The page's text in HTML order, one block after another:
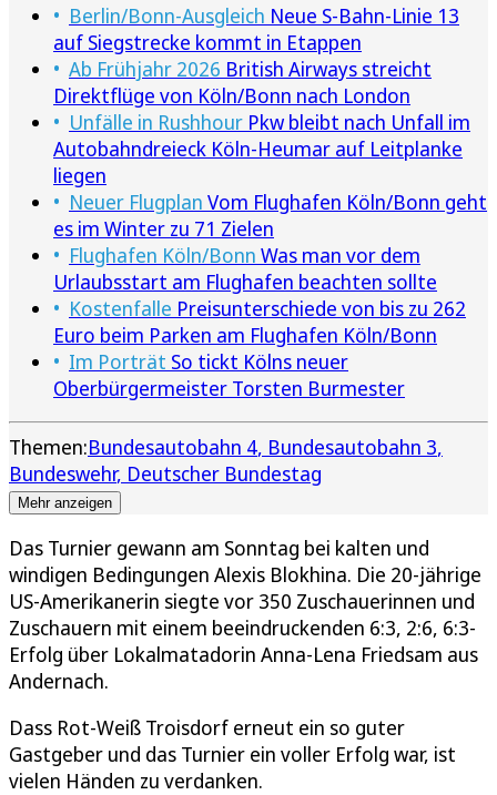
Berlin/Bonn-Ausgleich Neue S-Bahn-Linie 13
auf Siegstrecke kommt in Etappen
Ab Frühjahr 2026 British Airways streicht
Direktflüge von Köln/Bonn nach London
Unfälle in Rushhour Pkw bleibt nach Unfall im
Autobahndreieck Köln-Heumar auf Leitplanke
liegen
Neuer Flugplan Vom Flughafen Köln/Bonn geht
es im Winter zu 71 Zielen
Flughafen Köln/Bonn Was man vor dem
Urlaubsstart am Flughafen beachten sollte
Kostenfalle Preisunterschiede von bis zu 262
Euro beim Parken am Flughafen Köln/Bonn
Im Porträt So tickt Kölns neuer
Oberbürgermeister Torsten Burmester
Themen:Bundesautobahn 4 Bundesautobahn 3
Bundeswehr Deutscher Bundestag
Mehr anzeigen
Das Turnier gewann am Sonntag bei kalten und
windigen Bedingungen Alexis Blokhina. Die 20-jährige
US-Amerikanerin siegte vor 350 Zuschauerinnen und
Zuschauern mit einem beeindruckenden 6:3, 2:6, 6:3-
Erfolg über Lokalmatadorin Anna-Lena Friedsam aus
Andernach.
Dass Rot-Weiß Troisdorf erneut ein so guter
Gastgeber und das Turnier ein voller Erfolg war, ist
vielen Händen zu verdanken.